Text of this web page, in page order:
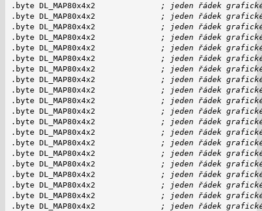
.byte DL_MAP80x4x2
; jeden řádek
.byte DL_MAP80x4x2
; jeden řádek
.byte DL_MAP80x4x2
; jeden řádek
.byte DL_MAP80x4x2
; jeden řádek
.byte DL_MAP80x4x2
; jeden řádek
.byte DL_MAP80x4x2
; jeden řádek
.byte DL_MAP80x4x2
; jeden řádek
.byte DL_MAP80x4x2
; jeden řádek
.byte DL_MAP80x4x2
; jeden řádek
.byte DL_MAP80x4x2
; jeden řádek
.byte DL_MAP80x4x2
; jeden řádek
.byte DL_MAP80x4x2
; jeden řádek
.byte DL_MAP80x4x2
; jeden řádek
.byte DL_MAP80x4x2
; jeden řádek
.byte DL_MAP80x4x2
; jeden řádek
.byte DL_MAP80x4x2
; jeden řádek
.byte DL_MAP80x4x2
; jeden řádek
.byte DL_MAP80x4x2
; jeden řádek
.byte DL_MAP80x4x2
; jeden řádek
.byte DL_MAP80x4x2
; jeden řádek